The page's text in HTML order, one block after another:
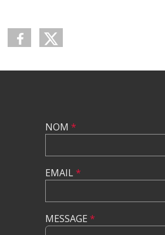
NOM *
EMAIL*
MESSAGE *